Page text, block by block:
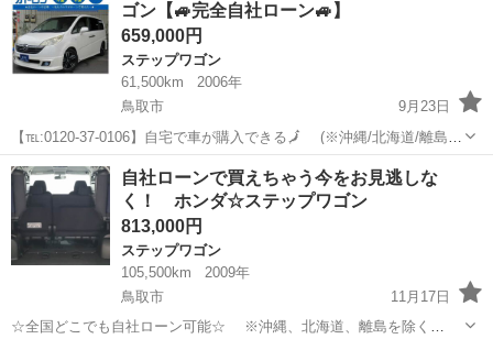
ゴン【🚙完全自社ローン🚙】
659,000円
ステップワゴン
61,500km
2006年
鳥取市
9月23日
【℡:0120-37-0106】自宅で車が購入できる🗾 (※沖縄/北海道/離島除
く) 今回のお車の詳細はこちらから↓仮審査も◎
https://www.otoron.jp/lists/detail?carno=0...
鳥取 鳥取市 ステップワゴン オトロン
自社ローンで買えちゃう今をお見逃しな
く！ ホンダ☆ステップワゴン
813,000円
ステップワゴン
105,500km
2009年
鳥取市
11月17日
☆全国どこでも自社ローン可能☆ ※沖縄、北海道、離島を除く